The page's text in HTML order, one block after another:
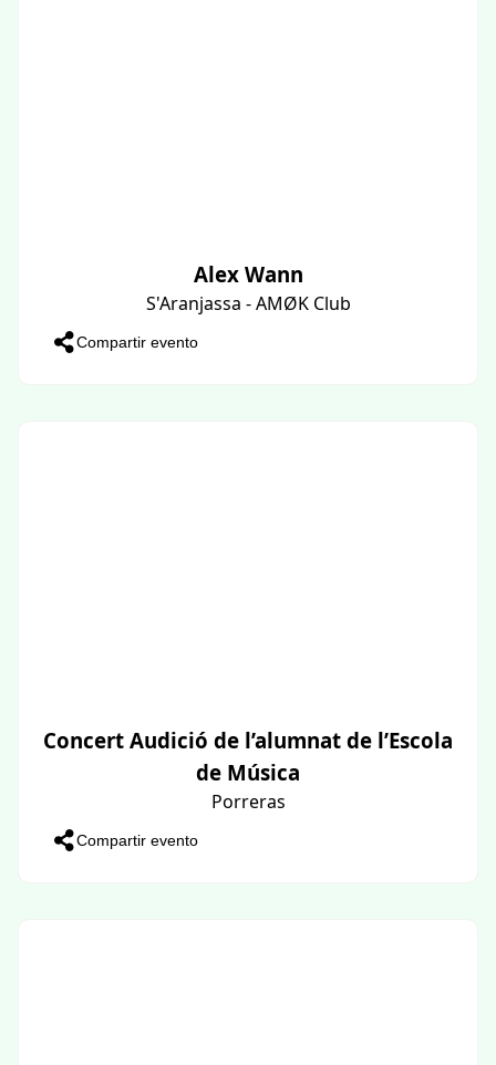
Alex Wann
S'Aranjassa - AMØK Club
Compartir evento
Concert Audició de l’alumnat de l’Escola
de Música
Porreras
Compartir evento